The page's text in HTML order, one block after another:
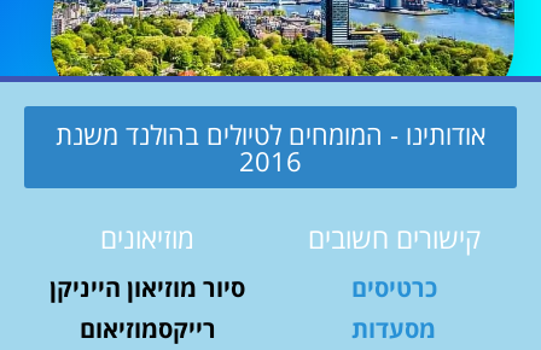
אודותינו - המומחים לטיולים בהולנד משנת
2016
קישורים חשובים
כרטיסים
מסעדות
מוזיאונים
סיור מוזיאון הייניקן
רייקסמוזיאום